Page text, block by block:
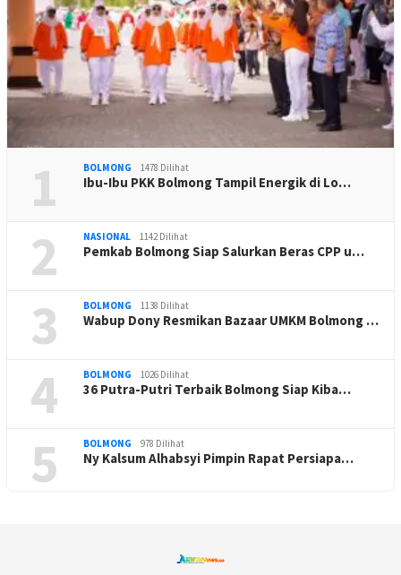
1 BOLMONG 1478 Dilihat
Ibu-Ibu PKK Bolmong Tampil Energik di Lo…
2 NASIONAL 1142 Dilihat
Pemkab Bolmong Siap Salurkan Beras CPP u…
3 BOLMONG 1138 Dilihat
Wabup Dony Resmikan Bazaar UMKM Bolmong …
4 BOLMONG 1026 Dilihat
36 Putra-Putri Terbaik Bolmong Siap Kiba…
5 BOLMONG 978 Dilihat
Ny Kalsum Alhabsyi Pimpin Rapat Persiapa…